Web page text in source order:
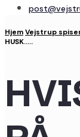
HjemVejstrup
HUSK…..